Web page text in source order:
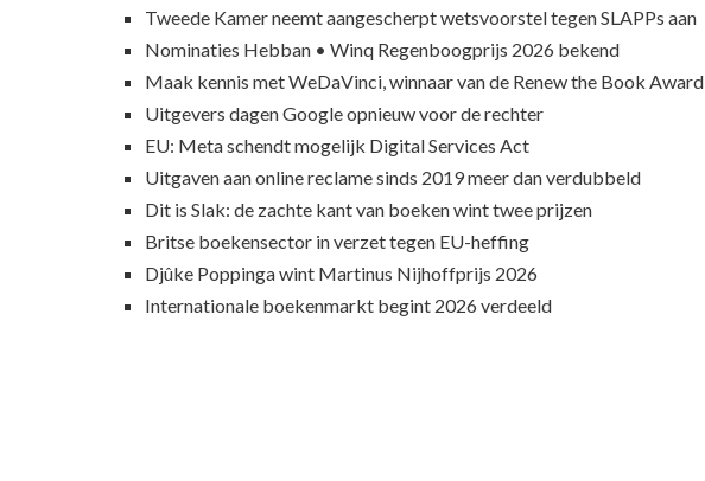
Tweede Kamer neemt aangescherpt wetsvoorstel tegen SLAPPs aan
Nominaties Hebban • Winq Regenboogprijs 2026 bekend
Maak kennis met WeDaVinci, winnaar van de Renew the Book Award
Uitgevers dagen Google opnieuw voor de rechter
EU: Meta schendt mogelijk Digital Services Act
Uitgaven aan online reclame sinds 2019 meer dan verdubbeld
Dit is Slak: de zachte kant van boeken wint twee prijzen
Britse boekensector in verzet tegen EU-heffing
Djûke Poppinga wint Martinus Nijhoffprijs 2026
Internationale boekenmarkt begint 2026 verdeeld